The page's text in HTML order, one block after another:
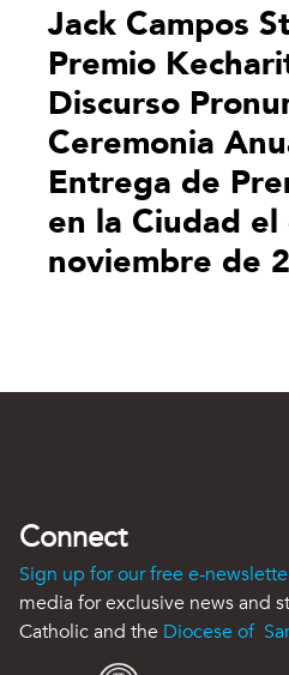
Jack Campos
Premio
Discurso
Ceremonia
Entrega de
en la Ciudad el
noviembre de
Connect
Sign up for our free e-
media for exclusive news and
Catholic and the Diocese of